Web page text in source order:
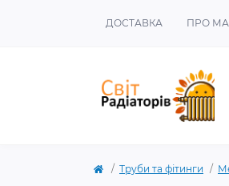
ДОСТАВКА ПРО
Труби та фітинги